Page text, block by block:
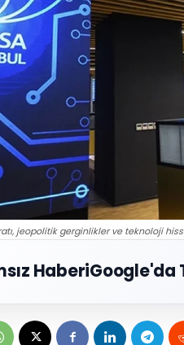
jeopolitik gerginlikler ve teknoloji
HaberiGoogle'da